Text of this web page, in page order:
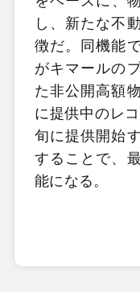
し、新たな不
徴だ。同機能
がキマールの
た非公開高額
に提供中のレ
旬に提供開始
することで、
能になる。